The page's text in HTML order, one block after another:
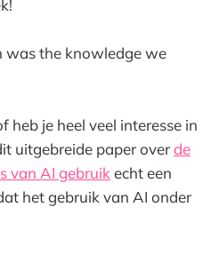
was the knowledge we
heb je heel veel interesse in
uitgebreide paper overde
van AI gebruik echt een
het gebruik van AI onder